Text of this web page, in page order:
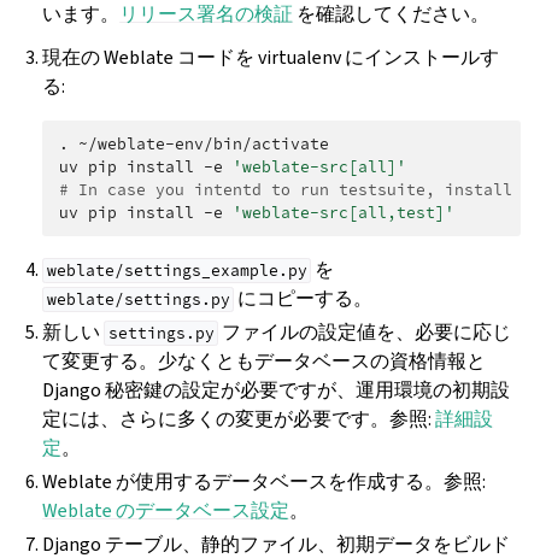
います。
リリース署名の検証 を確認してください。
現在の Weblate コードを virtualenv にインストールす
る:
.
~/weblate-env/bin/activate
uv pip install -e
'weblate-src[all]'
# In case you intentd to run testsuite, install
uv pip install -e 'weblate-src[all,test]'
weblate/settings_example.py を
weblate/settings.py にコピーする。
新しい settings.py ファイルの設定値を、必要に応じ
て変更する。少なくともデータベースの資格情報と
Django 秘密鍵の設定が必要ですが、運用環境の初期設
定には、さらに多くの変更が必要です。参照:詳細設
定。
Weblate が使用するデータベースを作成する。参照:
Weblate のデータベース設定。
Django テーブル、静的ファイル、初期データをビルド